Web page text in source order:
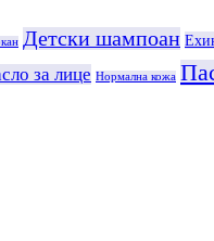
Детски шампоан
за лице Нормална кожа